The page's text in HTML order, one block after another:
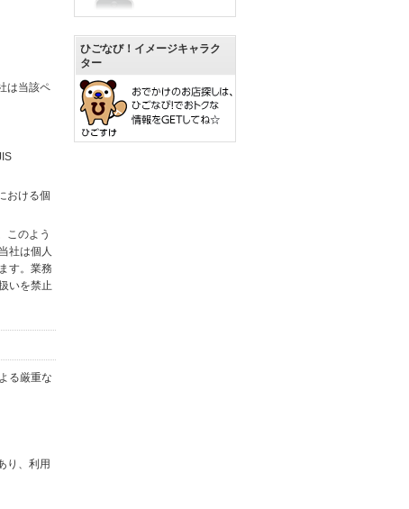
は当該ペ
おける個
このよう
社は個人
す。業務
いを禁止
る厳重な
り、利用
ひごなび！イメージキャラク
ター